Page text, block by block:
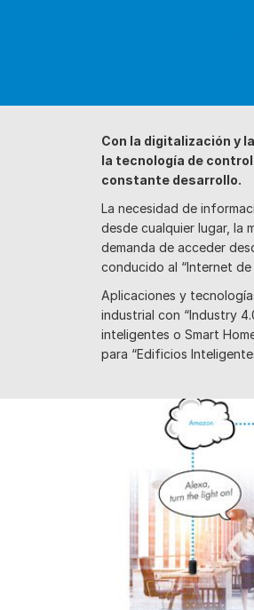
Con la digitalización y
la tecnología de
constante desarrollo.
La necesidad de
desde cualquier lugar, la
demanda de acceder
conducido al “Internet de
Aplicaciones y
industrial con “Industry
inteligentes o Smart
para “Edificios